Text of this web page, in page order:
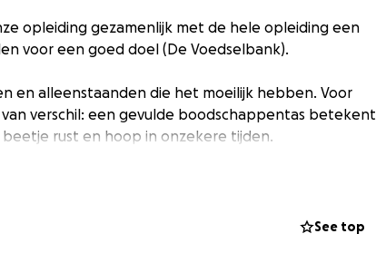
opleiding gezamenlijk met de hele opleiding een
voor een goed doel (De Voedselbank).
en alleenstaanden die het moeilijk hebben. Voor
verschil: een gevulde boodschappentas betekent
rust en hoop in onzekere tijden.
de Voedselbank te steunen. Elke euro telt:
vol levensmiddelen.
See top